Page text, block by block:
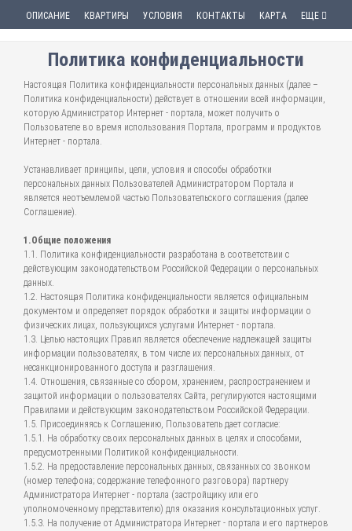
ОПИСАНИЕ КВАРТИРЫ УСЛОВИЯ КОНТАКТЫ КАРТА ЕЩЕ
Политика конфиденциальности
Настоящая Политика конфиденциальности персональных данных (далее –
Политика конфиденциальности) действует в отношении всей информации,
которую Администратор Интернет - портала, может получить о
Пользователе во время использования Портала, программ и продуктов
Интернет - портала.
Устанавливает принципы, цели, условия и способы обработки
персональных данных Пользователей Администратором Портала и
является неотъемлемой частью Пользовательского соглашения (далее
Соглашение).
1.Общие положения
1.1. Политика конфиденциальности разработана в соответствии с
действующим законодательством Российской Федерации о персональных
данных.
1.2. Настоящая Политика конфиденциальности является официальным
документом и определяет порядок обработки и защиты информации о
физических лицах, пользующихся услугами Интернет - портала.
1.3. Целью настоящих Правил является обеспечение надлежащей защиты
информации пользователях, в том числе их персональных данных, от
несанкционированного доступа и разглашения.
1.4. Отношения, связанные со сбором, хранением, распространением и
защитой информации о пользователях Сайта, регулируются настоящими
Правилами и действующим законодательством Российской Федерации.
1.5. Присоединяясь к Соглашению, Пользователь дает согласие:
1.5.1. На обработку своих персональных данных в целях и способами,
предусмотренными Политикой конфиденциальности.
1.5.2. На предоставление персональных данных, связанных со звонком
(номер телефона; содержание телефонного разговора) партнеру
Администратора Интернет - портала (застройщику или его
уполномоченному представителю) для оказания консультационных услуг.
1.5.3. На получение от Администратора Интернет - портала и его партнеров